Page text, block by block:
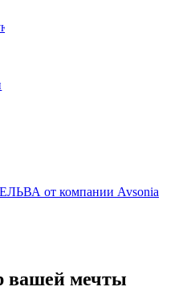
вашей мечты